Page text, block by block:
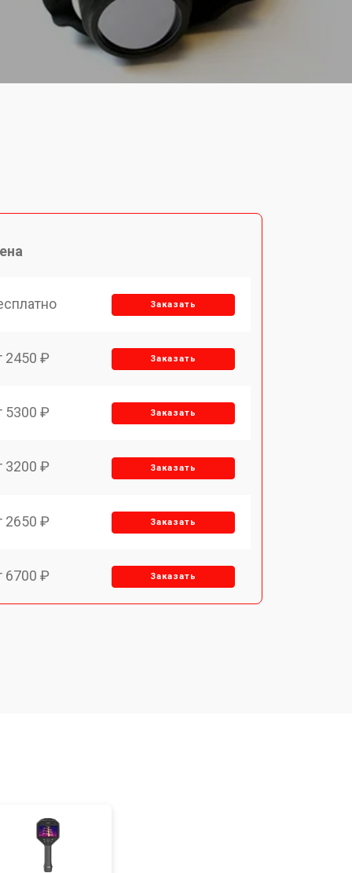
Заказать
2450 ₽ Заказать
5300 ₽ Заказать
3200 ₽ Заказать
2650 ₽ Заказать
6700 ₽ Заказать